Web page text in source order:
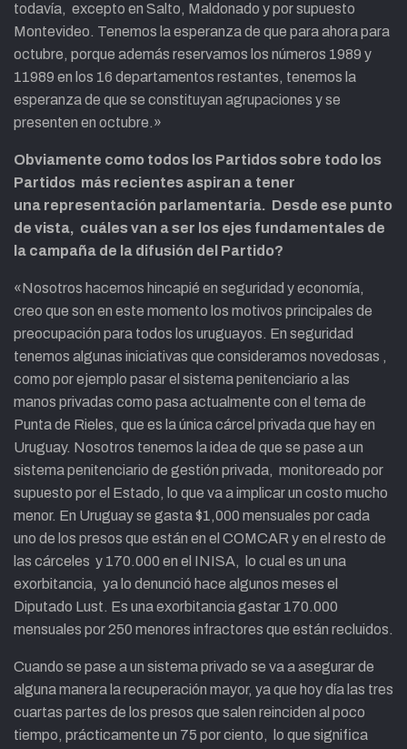
todavía, excepto en Salto, Maldonado y por supuesto
Montevideo. Tenemos la esperanza de que para ahora para
octubre, porque además reservamos los números 1989 y
11989 en los 16 departamentos restantes, tenemos la
esperanza de que se constituyan agrupaciones y se
presenten en octubre.»
Obviamente como todos los Partidos sobre todo los
Partidos más recientes aspiran a tener
una representación parlamentaria. Desde ese punto
de vista, cuáles van a ser l os ejes fundamentales de
la campaña de la difusión del Partido?
«Nosotros hacemos hincapié en seguridad y economía,
creo que son en este momento los motivos principales de
preocupación para todos los uruguayos. En seguridad
tenemos algunas iniciativas que consideramos novedosas ,
como por ejemplo pasar el sistema penitenciario a las
manos privadas como pasa actualmente con el tema de
Punta de Rieles, que es la única cárcel privada que hay en
Uruguay. Nosotros tenemos la idea de que se pase a un
sistema penitenciario de gestión privada, monitoreado por
supuesto por el Estado, lo que va a implicar un costo mucho
menor. En Uruguay se gasta $1,000 mensuales por cada
uno de los presos que están en el COMCAR y en el resto de
las cárceles y 170.000 en el INISA, lo cual es un una
exorbitancia, ya lo denunció hace algunos meses el
Diputado Lust. Es una exorbitancia gastar 170.000
mensuales por 250 menores infractores que están recluidos.
Cuando se pase a un sistema privado se va a asegurar de
alguna manera la recuperación mayor, ya que hoy día las tres
cuartas partes de los presos que salen reinciden al poco
tiempo, prácticamente un 75 por ciento, lo que significa